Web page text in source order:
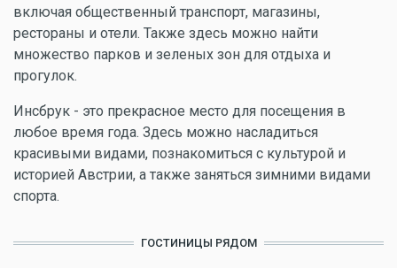
включая общественный транспорт, магазины,
рестораны и отели. Также здесь можно найти
множество парков и зеленых зон для отдыха и
прогулок.
Инсбрук - это прекрасное место для посещения в
любое время года. Здесь можно насладиться
красивыми видами, познакомиться с культурой и
историей Австрии, а также заняться зимними видами
спорта.
ГОСТИНИЦЫ РЯДОМ